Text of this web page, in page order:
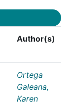
Author(s)
Ortega
Galeana,
Karen